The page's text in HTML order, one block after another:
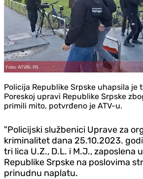
Policija Republike Srpske uhapsila je
Poreskoj upravi Republike Srpske
primili mito, potvrđeno je ATV-u.
"Policijski službenici Uprave za
kriminalitet dana 25.10.2023.
tri lica U.Z., D.L. i M.J., zaposlena
Republike Srpske na poslovima
prinudnu naplatu.